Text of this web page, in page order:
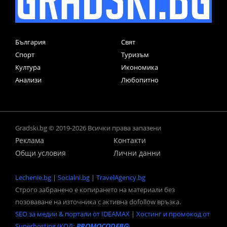
България
Свят
Спорт
Туризъм
Култура
Икономика
Анализи
Любопитно
Gradski.bg © 2019-2026 Всички права запазени
Реклама
Контакти
Общи условия
Лични данни
Lechenie.bg | Socialni.bg | TravelAgency.bg
Строго забранено е копирането на материали без
позоваване на източника с активна dofollow връзка.
SEO за медии & портали от IDEAMAX | Хостинг и промокод от